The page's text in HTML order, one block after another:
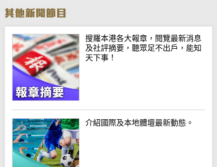
搜羅本港各大報章，閱覽最新消息
及社評摘要，聽眾足不出戶，能知
天下事！
介紹國際及本地體壇最新動態。